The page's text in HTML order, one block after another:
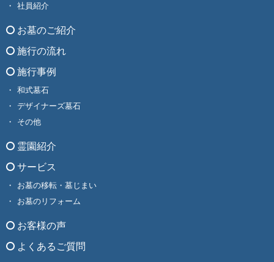
社員紹介
お墓のご紹介
施行の流れ
施行事例
和式墓石
デザイナーズ墓石
その他
霊園紹介
サービス
お墓の移転・墓じまい
お墓のリフォーム
お客様の声
よくあるご質問